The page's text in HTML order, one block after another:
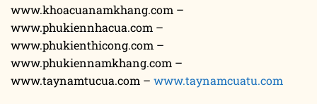
www.khoacuanamkhang.com –
www.phukiennhacua.com –
www.phukienthicong.com –
www.phukiennamkhang.com –
www.taynamtucua.com – www.taynamcuatu.com